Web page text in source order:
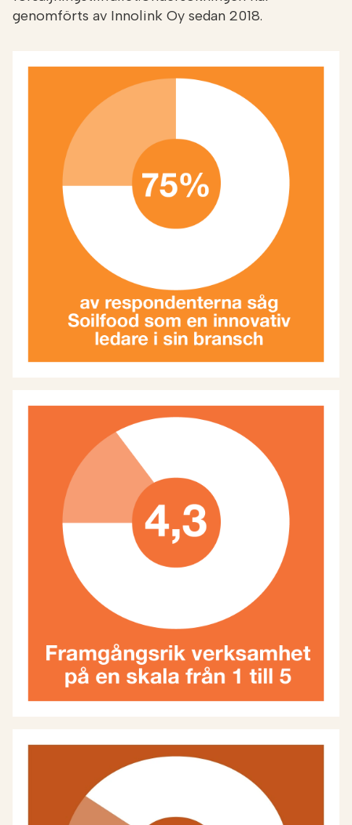
genomförts av Innolink Oy sedan 2018.